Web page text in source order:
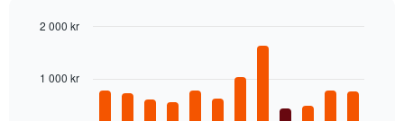
with
1 000 kr
2 000 kr